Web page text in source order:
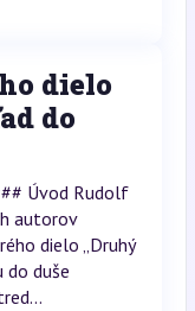
dielo
do
Úvod Rudolf
autorov
dielo „Druhý
do duše